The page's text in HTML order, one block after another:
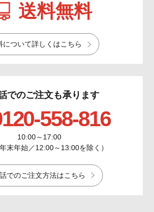
送料無料
について詳しくはこちら
でのご注文も承ります
558-816
10:00～17:00
年末年始／12:00～13:00を除く）
でのご注文方法はこちら